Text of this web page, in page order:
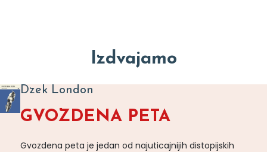
Izdvajamo
Dzek London
GVOZDENA PETA
Gvozdena peta je jedan od najuticajnijih distopijskih